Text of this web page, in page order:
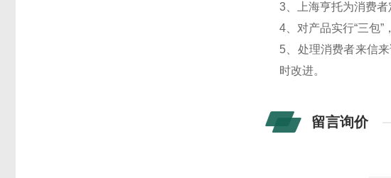
3、上海亨托为消费者
4、对产品实行“三包”
5、处理消费者来信
时改进。
留言询价